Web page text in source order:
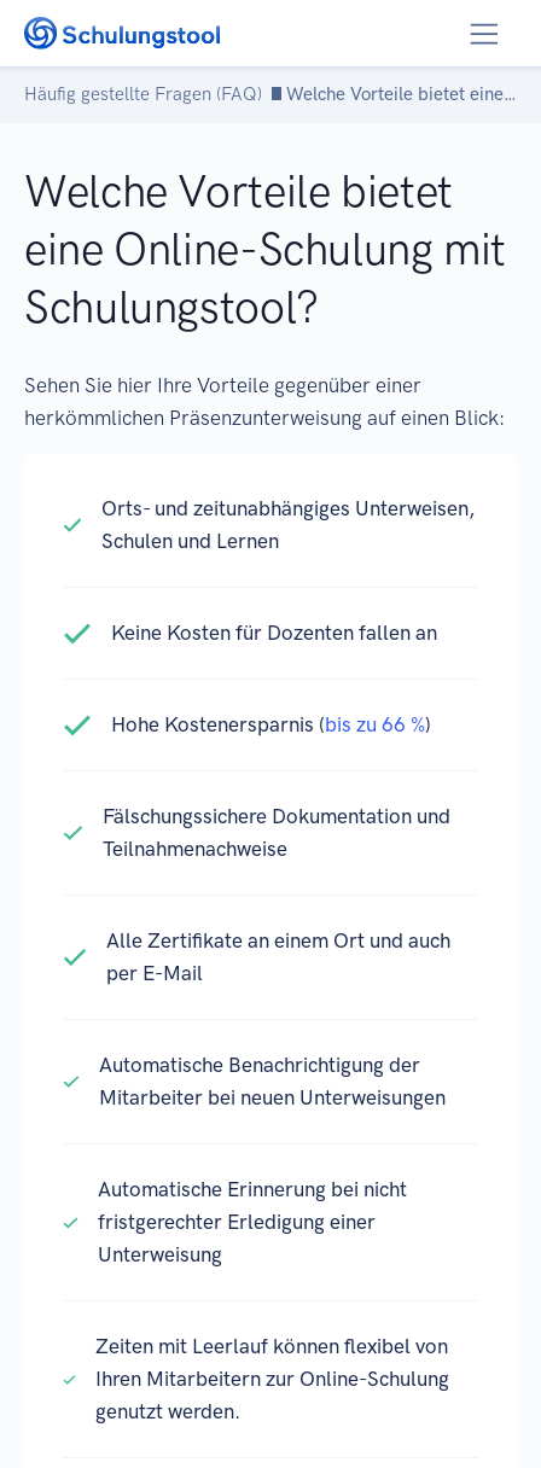
Zum Inhalt springen
Häufig gestellte Fragen (FAQ) Welche Vorteile bietet eine Online-Schulung mit Schulungstool?
Welche Vorteile bietet
eine Online-Schulung mit
Schulungstool?
Sehen Sie hier Ihre Vorteile gegenüber einer
herkömmlichen Präsenzunterweisung auf einen Blick:
Orts- und zeitunabhängiges Unterweisen,
Schulen und Lernen
Keine Kosten für Dozenten fallen an
Hohe Kostenersparnis (bis zu 66 %)
Fälschungssichere Dokumentation und
Teilnahmenachweise
Alle Zertifikate an einem Ort und auch
per E-Mail
Automatische Benachrichtigung der
Mitarbeiter bei neuen Unterweisungen
Automatische Erinnerung bei nicht
fristgerechter Erledigung einer
Unterweisung
Zeiten mit Leerlauf können flexibel von
Ihren Mitarbeitern zur Online-Schulung
genutzt werden.